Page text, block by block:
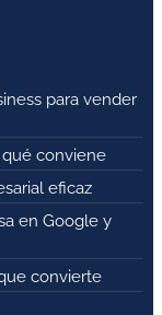
para vender
conviene
eficaz
en Google y
convierte